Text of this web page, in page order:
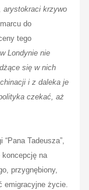
arystokraci krzywo
do
tego
Londynie nie
się w nich
i z daleka je
czekać, aż
Tadeusza”,
koncepcję na
przygnębiony,
emigracyjne życie.